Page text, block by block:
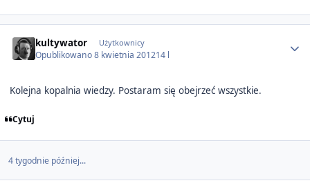
kultywator Użytkownicy
Opublikowano8 kwietnia 201214 l
Kolejna kopalnia wiedzy. Postaram się obejrzeć wszystkie.
Cytuj
4 tygodnie później...